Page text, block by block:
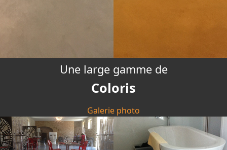
Une large gamme de
Coloris
Galerie photo